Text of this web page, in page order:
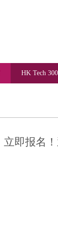
HK Tech 300
立即报名